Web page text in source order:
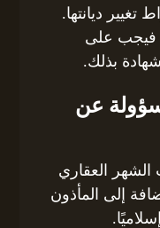
ديانتها.
فيجب على
بذلك.
عن
الشهر العقاري
إلى المأذون